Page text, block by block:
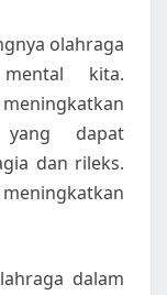
olahraga
kita.
dapat
dan rileks.
dalam